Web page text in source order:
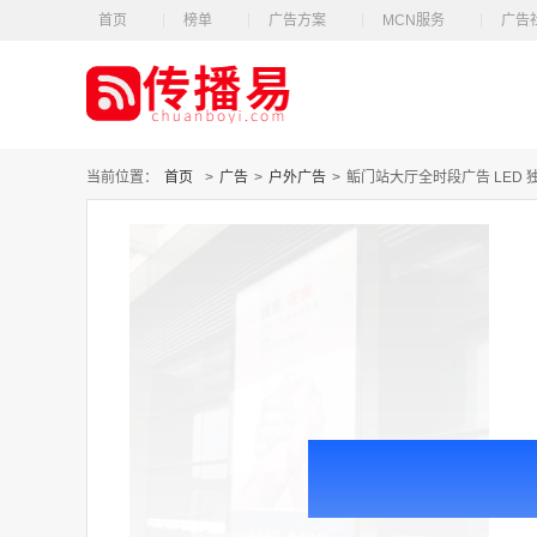
首页 榜单 广告方案 MCN服务 广告
当前位置： 首页 > 广告 > 户外广告 > 鲘门站大厅全时段广告 LED